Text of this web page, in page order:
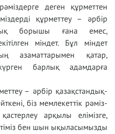
деген құрметтен
құрметтеу – әрбір
борышы ғана емес,
міндет. Бұл міндет
азаматтарымен қатар,
барлық адамдарға
– әрбір қазақ­стан­дық­
біз мемлекеттік рәміз­
арқылы елімізге,
бен шын ықыласымызды